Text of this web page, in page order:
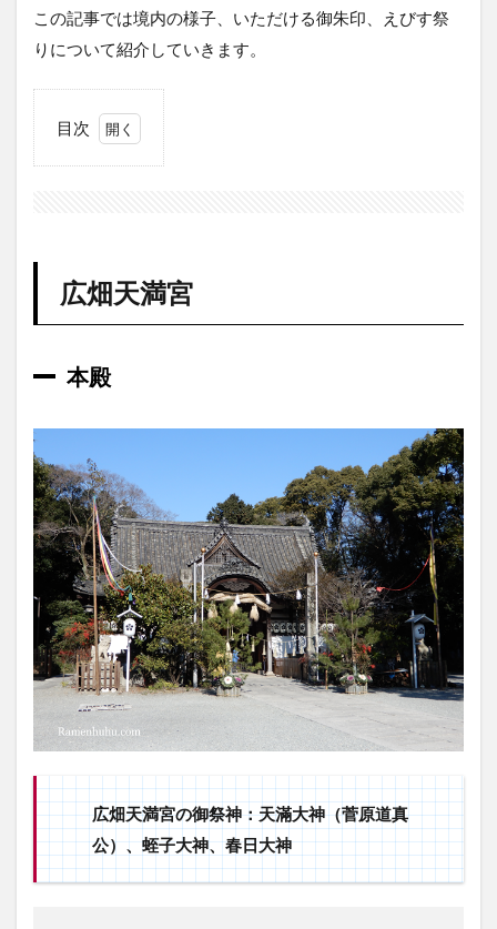
この記事では境内の様子、いただける御朱印、えびす祭
りについて紹介していきます。
目次
1.1
本殿
1.2
手水
授与
所
1.4
広畑
天満
宮の
御朱
印
2
広
天
の
び
す
祭
広畑天満宮
本殿
広畑天満宮の御祭神：天滿大神（菅原道真
公）、蛭子大神、春日大神